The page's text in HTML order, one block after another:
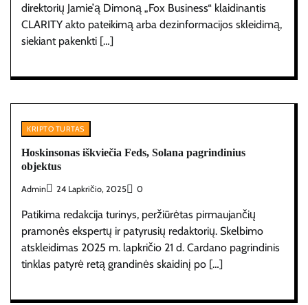
direktorių Jamie’ą Dimoną „Fox Business“ klaidinantis
CLARITY akto pateikimą arba dezinformacijos skleidimą,
siekiant pakenkti […]
KRIPTO TURTAS
Hoskinsonas iškviečia Feds, Solana pagrindinius
objektus
Admin 24 Lapkričio, 2025 0
Patikima redakcija turinys, peržiūrėtas pirmaujančių
pramonės ekspertų ir patyrusių redaktorių. Skelbimo
atskleidimas 2025 m. lapkričio 21 d. Cardano pagrindinis
tinklas patyrė retą grandinės skaidinį po […]